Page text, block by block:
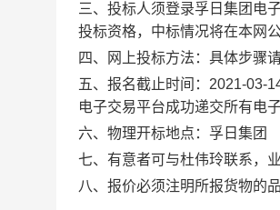
三、投标人须登录孚日集团电
投标资格，中标情况将在本网公
四、网上投标方法：具体步骤
五、报名截止时间：2021-03-
电子交易平台成功递交所有电
六、物理开标地点：孚日集团
七、有意者可与杜伟玲联系，
八、报价必须注明所报货物的